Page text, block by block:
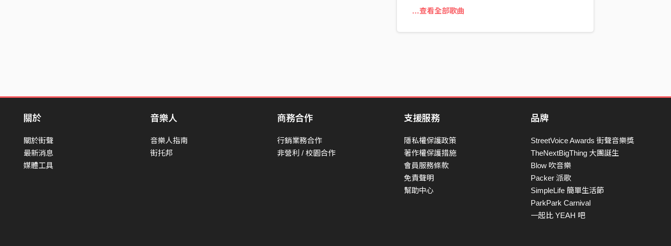
…查看全部歌曲
關於
關於街聲
最新消息
媒體工具
音樂人
音樂人指南
街托邦
商務合作
行銷業務合作
非營利 / 校園合作
支援服務
隱私權保護政策
著作權保護措施
會員服務條款
免責聲明
幫助中心
品牌
StreetVoice Awards 街聲音樂獎
TheNextBigThing 大團誕生
Blow 吹音樂
Packer 派歌
SimpleLife 簡單生活節
ParkPark Carnival
一起比 YEAH 吧